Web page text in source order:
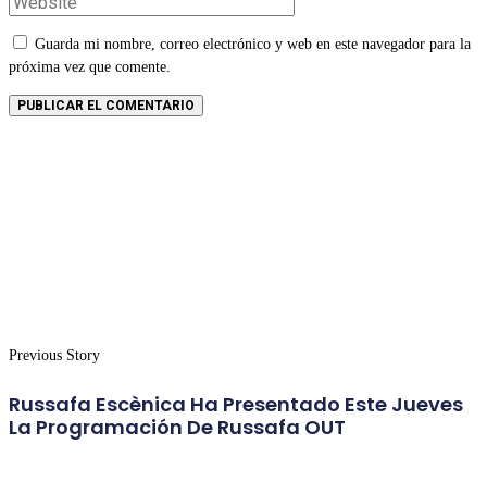
Guarda mi nombre, correo electrónico y web en este navegador para la
próxima vez que comente.
Previous Story
Russafa Escènica Ha Presentado Este Jueves
La Programación De Russafa OUT